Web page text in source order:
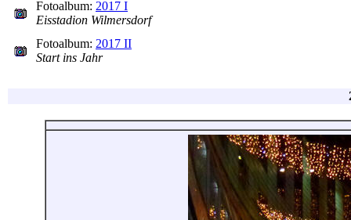
Fotoalbum: 2017 I
Eisstadion Wilmersdorf
Fotoalbum: 2017 II
Start ins Jahr